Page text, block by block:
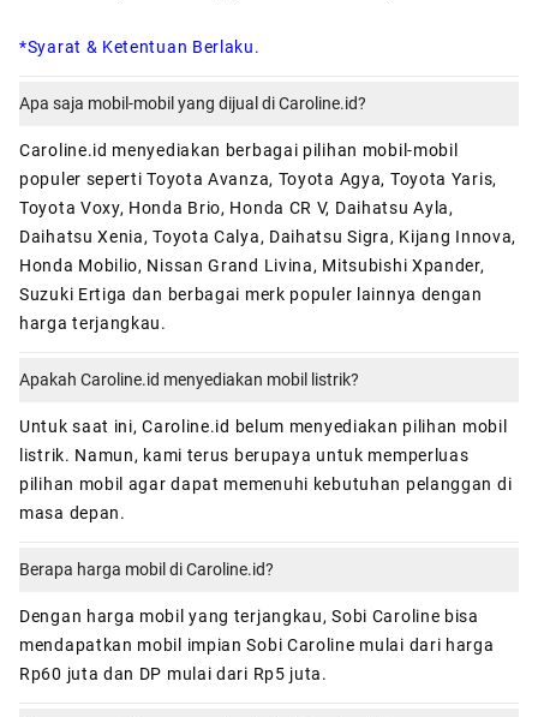
*Syarat & Ketentuan Berlaku.
Apa saja mobil-mobil yang dijual di Caroline.id?
Caroline.id menyediakan berbagai pilihan mobil-mobil
populer seperti Toyota Avanza, Toyota Agya, Toyota Yaris,
Toyota Voxy, Honda Brio, Honda CR V, Daihatsu Ayla,
Daihatsu Xenia, Toyota Calya, Daihatsu Sigra, Kijang Innova,
Honda Mobilio, Nissan Grand Livina, Mitsubishi Xpander,
Suzuki Ertiga dan berbagai merk populer lainnya dengan
harga terjangkau.
Apakah Caroline.id menyediakan mobil listrik?
Untuk saat ini, Caroline.id belum menyediakan pilihan mobil
listrik. Namun, kami terus berupaya untuk memperluas
pilihan mobil agar dapat memenuhi kebutuhan pelanggan di
masa depan.
Berapa harga mobil di Caroline.id?
Dengan harga mobil yang terjangkau, Sobi Caroline bisa
mendapatkan mobil impian Sobi Caroline mulai dari harga
Rp60 juta dan DP mulai dari Rp5 juta.